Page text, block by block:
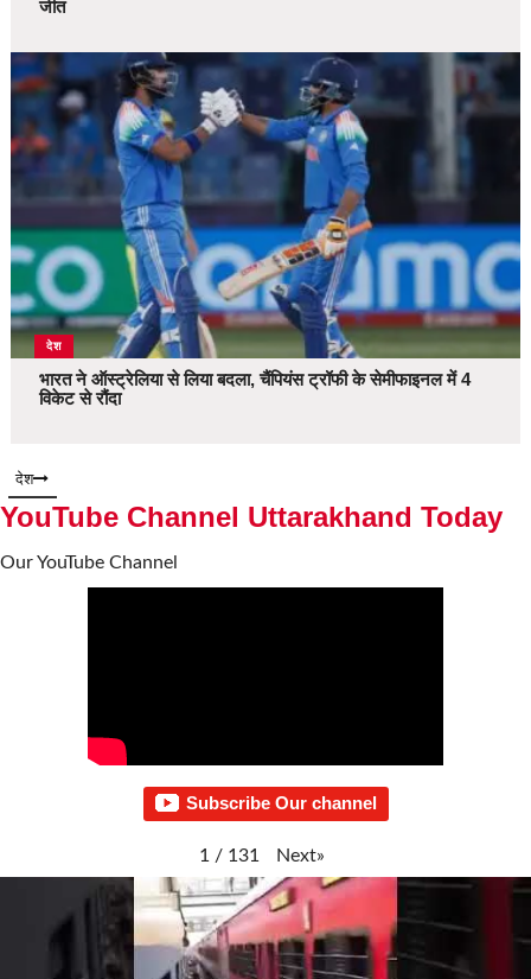
जीत
देश
भारत ने ऑस्ट्रेलिया से लिया बदला, चैंपियंस ट्रॉफी के सेमीफाइनल में 4
विकेट से रौंदा
देश
YouTube Channel Uttarakhand Today
Our YouTube Channel
Subscribe Our channel
1 / 131 Next»